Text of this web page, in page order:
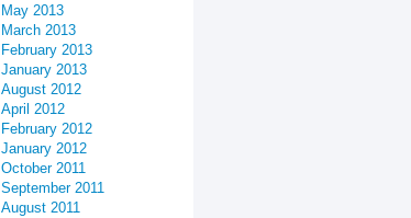
May 2013
March 2013
February 2013
January 2013
August 2012
April 2012
February 2012
January 2012
October 2011
September 2011
August 2011